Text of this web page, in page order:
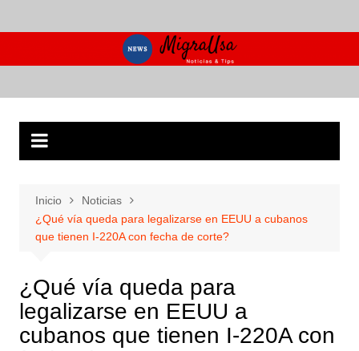
al
Inicio
Noticias
¿Qué vía queda para legalizarse en EEUU a cubanos
que tienen I-220A con fecha de corte?
¿Qué vía queda para
legalizarse en EEUU a
cubanos que tienen I-220A con